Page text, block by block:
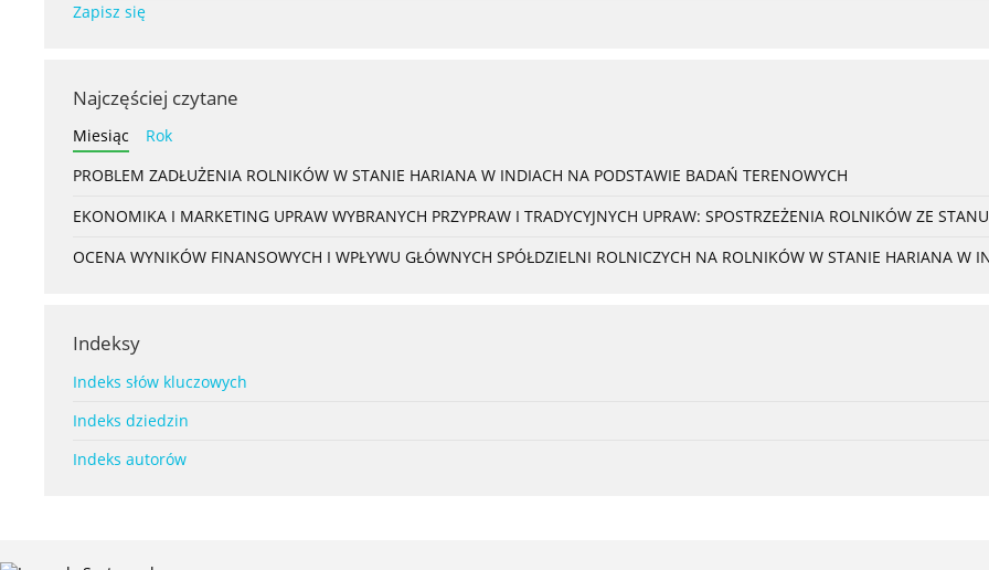
Zapisz się
Najczęściej czytane
Miesiąc
Rok
PROBLEM ZADŁUŻENIA ROLNIKÓW W STANIE HARIANA W INDIACH NA PODSTAWIE BADAŃ TERENOWYCH
EKONOMIKA I MARKETING UPRAW WYBRANYCH PRZYPRAW I TRADYCYJNYCH UPRAW: SPOSTRZEŻENIA ROLNIKÓW ZE
OCENA WYNIKÓW FINANSOWYCH I WPŁYWU GŁÓWNYCH SPÓŁDZIELNI ROLNICZYCH NA ROLNIKÓW W STANIE HARIANA W
Indeksy
Indeks słów kluczowych
Indeks dziedzin
Indeks autorów